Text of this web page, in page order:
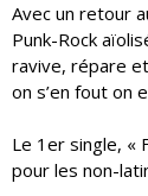
Avec un retour
Punk-Rock
ravive, répare
on s’en fout on
Le 1er single, «
pour les non-